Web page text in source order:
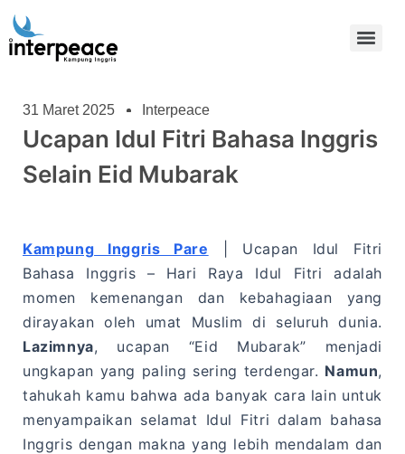
31 Maret 2025 Interpeace
Ucapan Idul Fitri Bahasa Inggris
Selain Eid Mubarak
Kampung Inggris Pare | Ucapan Idul Fitri
Bahasa Inggris –
Hari Raya Idul Fitri adalah
momen kemenangan dan kebahagiaan yang
dirayakan oleh umat Muslim di seluruh dunia.
Lazimnya, ucapan “Eid Mubarak” menjadi
ungkapan yang paling sering terdengar. Namun,
tahukah kamu bahwa ada banyak cara lain untuk
menyampaikan selamat Idul Fitri dalam bahasa
Inggris dengan makna yang lebih mendalam dan